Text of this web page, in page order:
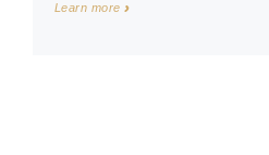
Learn more